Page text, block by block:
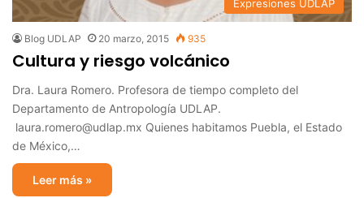
Expresiones UDLAP
Blog UDLAP 20 marzo, 2015 935
Cultura y riesgo volcánico
Dra. Laura Romero. Profesora de tiempo completo del
Departamento de Antropología UDLAP.
laura.romero@udlap.mx Quienes habitamos Puebla, el Estado
de México,…
Leer más »